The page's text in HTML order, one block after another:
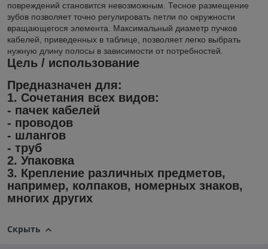
повреждений становится невозможным. Тесное размещение
зубов позволяет точно регулировать петли по окружности
вращающегося элемента. Максимальный диаметр пучков
кабелей, приведенных в таблице, позволяет легко выбрать
нужную длину полосы в зависимости от потребностей.
Цель / использование
Предназначен для:
1. Сочетания всех видов:
- пачек кабелей
- проводов
- шлангов
- труб
2. Упаковка
3. Крепление различных предметов,
например, колпаков, номерных знаков,
многих других
Скрыть